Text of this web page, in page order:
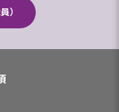
）